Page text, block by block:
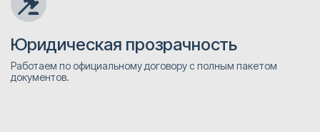
Юридическая прозрачность
Работаем по официальному договору с полным пакетом
документов.